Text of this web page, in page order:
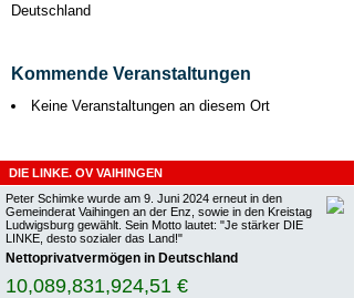
Deutschland
Kommende Veranstaltungen
Keine Veranstaltungen an diesem Ort
DIE LINKE. OV VAIHINGEN
Peter Schimke wurde am 9. Juni 2024 erneut in den
Gemeinderat Vaihingen an der Enz, sowie in den Kreistag
Ludwigsburg gewählt. Sein Motto lautet: "Je stärker DIE
LINKE, desto sozialer das Land!"
Nettoprivatvermögen in Deutschland
10,089,831,925,10 €